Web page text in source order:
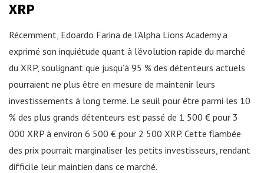
XRP
Récemment, Edoardo Farina de l’Alpha Lions Academy a
exprimé son inquiétude quant à l’évolution rapide du marché
du XRP, soulignant que jusqu’à 95 % des détenteurs actuels
pourraient ne plus être en mesure de maintenir leurs
investissements à long terme. Le seuil pour être parmi les 10
% des plus grands détenteurs est passé de 1 500 € pour 3
000 XRP à environ 6 500 € pour 2 500 XRP. Cette flambée
des prix pourrait marginaliser les petits investisseurs, rendant
difficile leur maintien dans ce marché.